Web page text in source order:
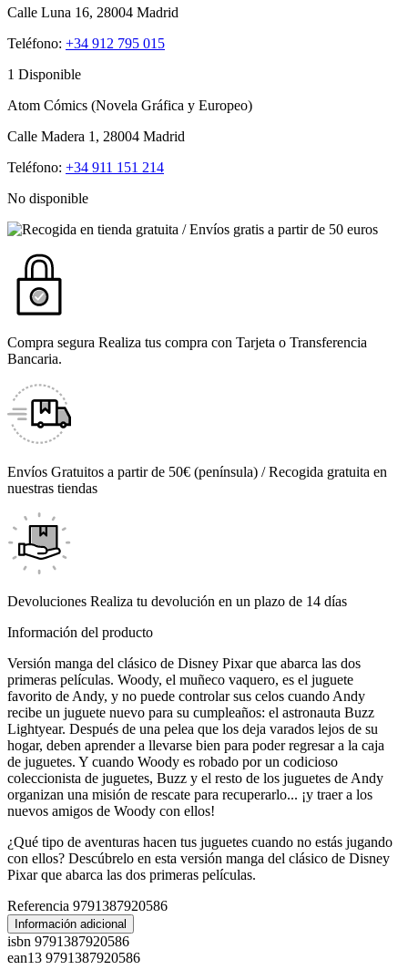
Calle Luna 16, 28004 Madrid
Teléfono: +34 912 795 015
1 Disponible
Atom Cómics (Novela Gráfica y Europeo)
Calle Madera 1, 28004 Madrid
Teléfono: +34 911 151 214
No disponible
Compra segura Realiza tus compra con Tarjeta o Transferencia
Bancaria.
Envíos Gratuitos a partir de 50€ (península) / Recogida gratuita en
nuestras tiendas
Devoluciones Realiza tu devolución en un plazo de 14 días
Información del producto
Versión manga del clásico de Disney Pixar que abarca las dos
primeras películas. Woody, el muñeco vaquero, es el juguete
favorito de Andy, y no puede controlar sus celos cuando Andy
recibe un juguete nuevo para su cumpleaños: el astronauta Buzz
Lightyear. Después de una pelea que los deja varados lejos de su
hogar, deben aprender a llevarse bien para poder regresar a la caja
de juguetes. Y cuando Woody es robado por un codicioso
coleccionista de juguetes, Buzz y el resto de los juguetes de Andy
organizan una misión de rescate para recuperarlo... ¡y traer a los
nuevos amigos de Woody con ellos!
¿Qué tipo de aventuras hacen tus juguetes cuando no estás jugando
con ellos? Descúbrelo en esta versión manga del clásico de Disney
Pixar que abarca las dos primeras películas.
Referencia 9791387920586
Información adicional
isbn 9791387920586
ean13 9791387920586